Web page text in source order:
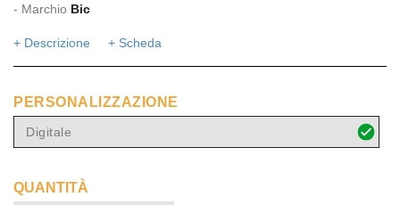
- Marchio Bic
+ Descrizione + Scheda
PERSONALIZZAZIONE
Digitale
QUANTITÀ